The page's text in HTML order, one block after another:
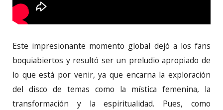
Este impresionante momento global dejó a los fans
boquiabiertos y resultó ser un preludio apropiado de
lo que está por venir, ya que encarna la exploración
del disco de temas como la mística femenina, la
transformación y la espiritualidad. Pues, como